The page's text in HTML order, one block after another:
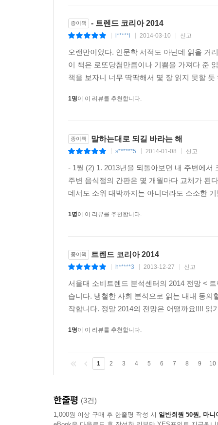
Eyes on you, eyes on me / 관음의 시대, ‘스몰브
감시의 시대. 빅브라더에서 스몰브라더스까지,
증상의 토대가 되고, 스크린 문화로 대변되는 현
사이에서 균형을 잡으려는 현대인의 욕망이 어떻
변화구보다 직구를 선택하는 움직임이 포착된
종이책 - 트렌드 코리아 2014
i*****i 2014-03-10 신고
오랜만이었다. 인문학 서적도 아닌데 읽을 거
이 책은 로또당첨만큼이나 기쁨을 가져다 준
책을 보자니 너무 딱딱해서 몇 장 읽지 못할
1명이 이 리뷰를 추천합니다.
종이책 말하는대로 되길 바라는 해
s******5 2014-01-08 신고
- 1월 (2) 1. 2013년을 되돌아보면 내 주변에
주변 음식점의 간판은 몇 개월마다 교체가 된
데서도 소위 대박까지는 아니더라도 소소한
1명이 이 리뷰를 추천합니다.
종이책 트렌드 코리아 2014
h*****3 2013-12-27 신고
서울대 소비트렌드 분석센터의 2014 전망 <
습니다. 냉철한 사회 분석으로 읽는 내내 동의
작합니다. 정말 2014의 전망은 어떨까요!!!! 읽
1명이 이 리뷰를 추천합니다.
1 2 3 4 5 6 7 8 9 10
한줄평 (3건)
1,000원 이상 구매 후 한줄평 작성 시 일반회원 50원, 마니